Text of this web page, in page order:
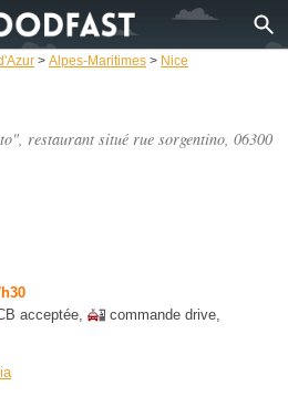
> Alpes-Maritimes > Nice
restaurant situé rue sorgentino, 06300
acceptée, commande drive,